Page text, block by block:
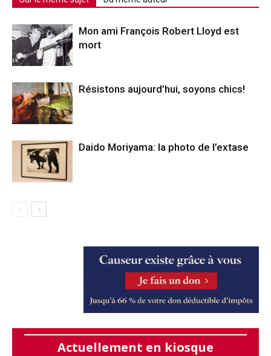
Mon ami François Robert Lloyd est
mort
Résistons aujourd’hui, soyons chics!
Daido Moriyama: la photo de l’extase
Actuellement en kiosque